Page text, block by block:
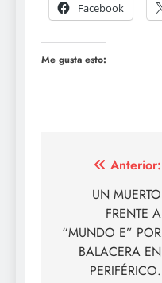
Facebook
Me gusta esto:
Navegación
entradas
Anterior:
UN MUERTO
FRENTE A
“MUNDO E” POR
BALACERA EN
PERIFÉRICO.